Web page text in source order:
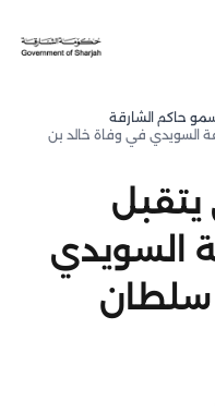
حاكم الشارقة
السويدي في وفاة خالد بن
السويدي
سلطان